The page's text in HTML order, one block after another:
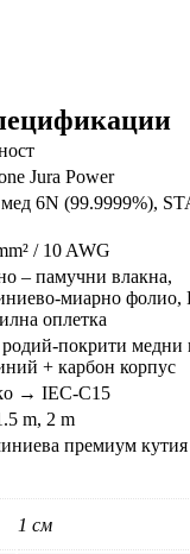
Jura Power
6N (99.9999%),
/ 10 AWG
– памучни влакна,
фолио,
оплетка
медни
+ карбон корпус
→ IEC‑C15
m, 2 m
премиум кутия
1 см